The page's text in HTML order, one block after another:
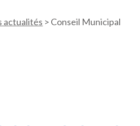
actualités > Conseil Municipal